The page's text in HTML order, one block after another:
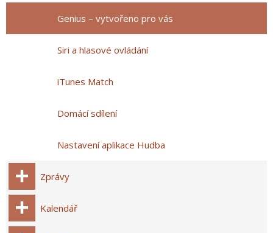
Genius – vytvořeno pro vás
Siri a hlasové ovládání
iTunes Match
Domácí sdílení
Nastavení aplikace Hudba
Zprávy
Kalendář